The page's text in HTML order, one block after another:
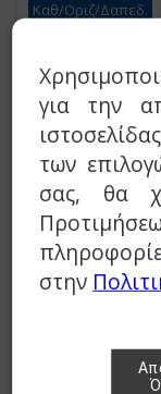
Καθ/Οριζ/Δαπεδ.
€ 162,00
για την
των
σας, θα
στην